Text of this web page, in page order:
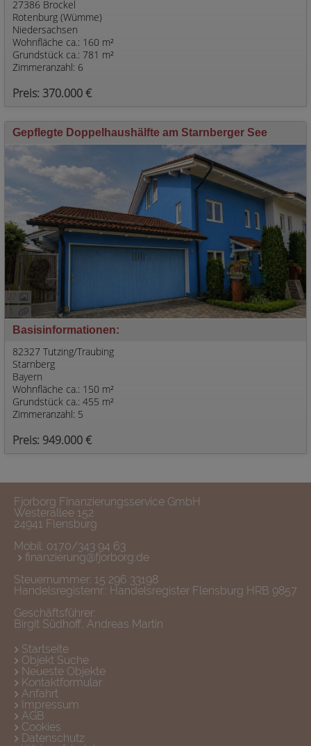
27386 Brockel
Rotenburg (Wümme)
Niedersachsen
Preis: 370.000 €
Wohnfläche ca.: 160 m²
Grundstück ca.: 781 m²
Zimmeranzahl: 6
Gepflegte Doppelhaushälfte am Starnberger See
27
Basisinformationen:
82327 Tutzing/Traubing
Starnberg
Bayern
Preis: 949.000 €
Wohnfläche ca.: 150 m²
Grundstück ca.: 455 m²
Zimmeranzahl: 5
Fjorborg Finanzierungsservice GmbH
Westerallee 152
24941 Flensburg
Mobil: 0170/343 94 63
finanzierung@fjorborg.de
Steuernummer: 15 296 33198
Handelsregisternr.: Handelsregister Flensburg HRB 9857
Geschäftsführer:
Birgit Südhoff, Andreas Martin
Startseite
Objekt Suche
Neueste Objekte
Kontaktformular
Anfahrt
Impressum
AGB
Cookies
Datenschutz